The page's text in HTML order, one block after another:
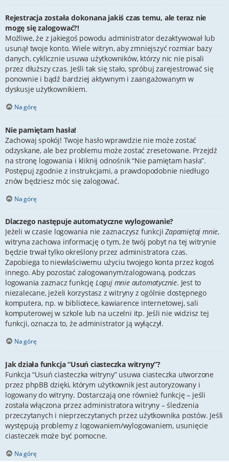
Rejestracja została dokonana jakiś czas temu, ale teraz nie
mogę się zalogować?!
Możliwe, że z jakiegoś powodu administrator dezaktywował lub
usunął twoje konto. Wiele witryn, aby zmniejszyć rozmiar bazy
danych, cyklicznie usuwa użytkowników, którzy nic nie pisali
przez dłuższy czas. Jeśli tak się stało, spróbuj zarejestrować się
ponownie i bądź bardziej aktywnym i zaangażowanym w
dyskusje użytkownikiem.
Na górę
Nie pamiętam hasła!
Zachowaj spokój! Twoje hasło wprawdzie nie może zostać
odzyskane, ale bez problemu może zostać zresetowane. Przejdź
na stronę logowania i kliknij odnośnik “Nie pamiętam hasła”.
Postępuj zgodnie z instrukcjami, a prawdopodobnie niedługo
znów będziesz móc się zalogować.
Na górę
Dlaczego następuje automatyczne wylogowanie?
Jeżeli w czasie logowania nie zaznaczysz funkcjiZapamiętaj mnie,
witryna zachowa informację o tym, że twój pobyt na tej witrynie
będzie trwał tylko określony przez administratora czas.
Zapobiega to niewłaściwemu użyciu twojego konta przez kogoś
innego. Aby pozostać zalogowanym/zalogowaną, podczas
logowania zaznacz funkcję Loguj mnie automatycznie. Jest to
niezalecane, jeżeli korzystasz z witryny z ogólnie dostępnego
komputera, np. w bibliotece, kawiarence internetowej, sali
komputerowej w szkole lub na uczelni itp. Jeśli nie widzisz tej
funkcji, oznacza to, że administrator ją wyłączył.
Na górę
Jak działa funkcja “Usuń ciasteczka witryny”?
Funkcja “Usuń ciasteczka witryny” usuwa ciasteczka utworzone
przez phpBB dzięki, którym użytkownik jest autoryzowany i
logowany do witryny. Dostarczają one również funkcję – jeśli
została włączona przez administratora witryny – śledzenia
przeczytanych i nieprzeczytanych przez użytkownika postów. Jeśli
występują problemy z logowaniem/wylogowaniem, usunięcie
ciasteczek może być pomocne.
Na górę